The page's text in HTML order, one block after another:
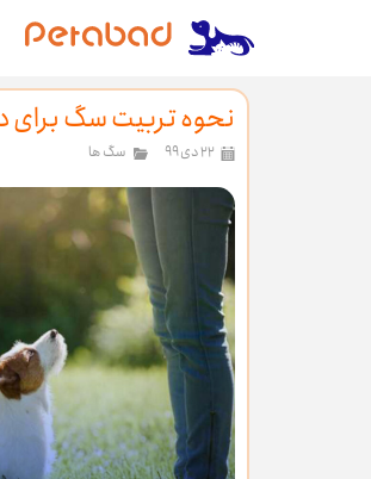
نحوه تربیت سگ
۲۲ دی ۹۹ سگ ها